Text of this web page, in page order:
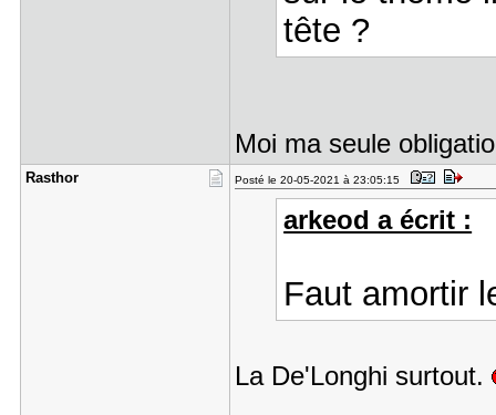
tête ?
Moi ma seule
Rasthor Posté le 20-05-2021 à 23:05:15
arkeod a écrit :
Faut amortir
La De'Longhi surtout.